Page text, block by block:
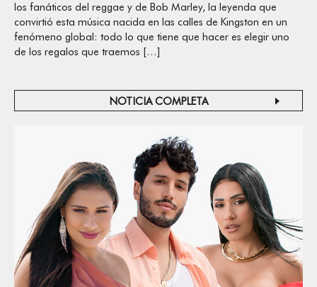
los fanáticos del reggae y de Bob Marley, la leyenda que
convirtió esta música nacida en las calles de Kingston en un
fenómeno global: todo lo que tiene que hacer es elegir uno
de los regalos que traemos […]
NOTICIA COMPLETA